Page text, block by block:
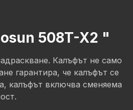
508T-X2 "
Калъфът не само
гарантира, че калъфът се
калъфът включва сменяема